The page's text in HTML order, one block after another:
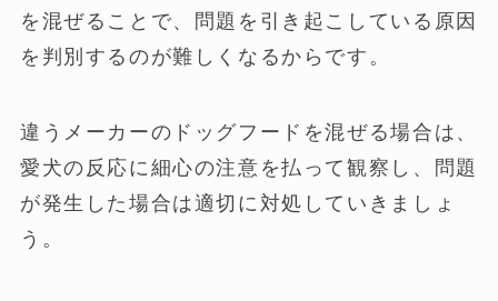
を混ぜることで、問題を引き起こしている原因
を判別するのが難しくなるからです。
違うメーカーのドッグフードを混ぜる場合は、
愛犬の反応に細心の注意を払って観察し、問題
が発生した場合は適切に対処していきましょ
う。